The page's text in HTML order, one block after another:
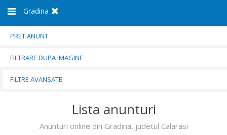
Gradina
PRET ANUNT
FILTRARE DUPA IMAGINE
FILTRE AVANSATE
Lista anunturi
Anunturi online din Gradina, judetul Calarasi